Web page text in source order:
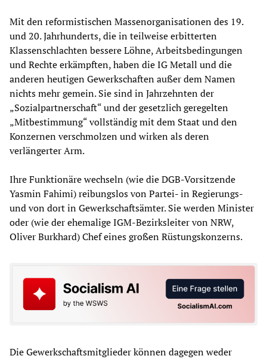
Mit den reformistischen Massenorganisationen des 19.
und 20. Jahrhunderts, die in teilweise erbitterten
Klassenschlachten bessere Löhne, Arbeitsbedingungen
und Rechte erkämpften, haben die IG Metall und die
anderen heutigen Gewerkschaften außer dem Namen
nichts mehr gemein. Sie sind in Jahrzehnten der
„Sozialpartnerschaft“ und der gesetzlich geregelten
„Mitbestimmung“ vollständig mit dem Staat und den
Konzernen verschmolzen und wirken als deren
verlängerter Arm.
Ihre Funktionäre wechseln (wie die DGB-Vorsitzende
Yasmin Fahimi) reibungslos von Partei- in Regierungs-
und von dort in Gewerkschaftsämter. Sie werden Minister
oder (wie der ehemalige IGM-Bezirksleiter von NRW,
Oliver Burkhard) Chef eines großen Rüstungskonzerns.
Die Gewerkschaftsmitglieder können dagegen weder